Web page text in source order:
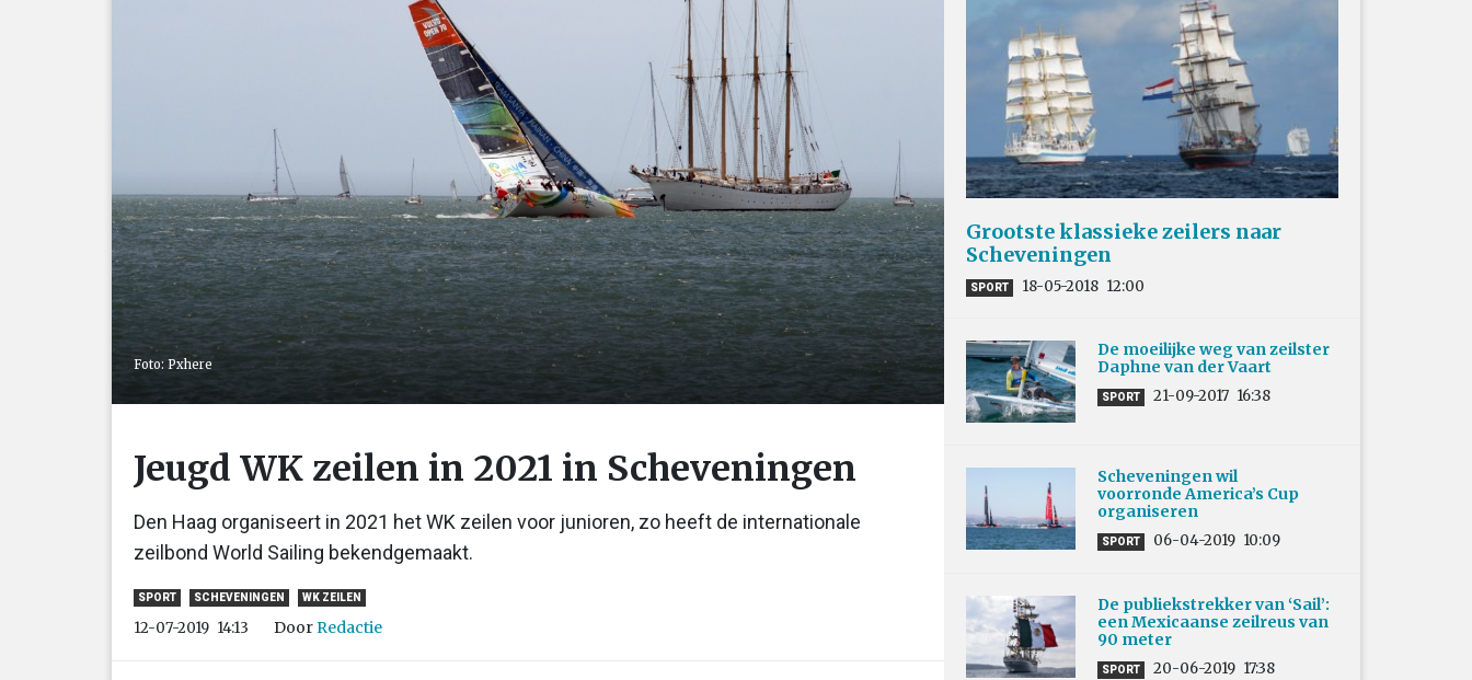
Foto: Pxhere
Jeugd WK zeilen in 2021 in Scheveningen
Den Haag organiseert in 2021 het WK zeilen voor junioren, zo heeft de internationale
zeilbond World Sailing bekendgemaakt.
SPORT SCHEVENINGEN WK ZEILEN
12-07-2019 14:13 Door Redactie
Grootste klassieke zeilers naar
Scheveningen
SPORT 18-05-2018 12:00
De moeilijke weg van zeilster
Daphne van der Vaart
SPORT 21-09-2017 16:38
Scheveningen wil
voorronde America’s Cup
organiseren
SPORT 06-04-2019 10:09
De publiekstrekker van ‘Sail’:
een Mexicaanse zeilreus van
90 meter
SPORT 20-06-2019 17:38